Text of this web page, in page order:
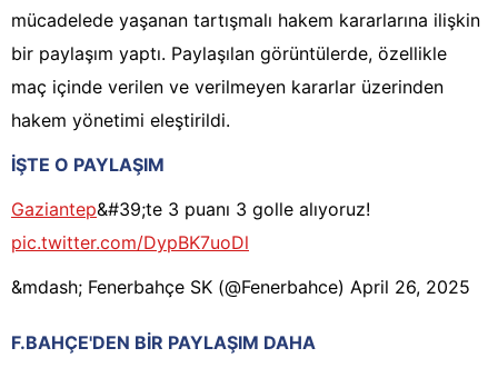
mücadelede yaşanan tartışmalı hakem kararlarına ilişkin
bir paylaşım yaptı. Paylaşılan görüntülerde, özellikle
maç içinde verilen ve verilmeyen kararlar üzerinden
hakem yönetimi eleştirildi.
İŞTE O PAYLAŞIM
Gaziantep&#39;te 3 puanı 3 golle alıyoruz!
pic.twitter.com/DypBK7uoDl
&mdash; Fenerbahçe SK (@Fenerbahce) April 26, 2025
F.BAHÇE'DEN BİR PAYLAŞIM DAHA